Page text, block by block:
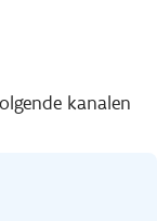
kanalen